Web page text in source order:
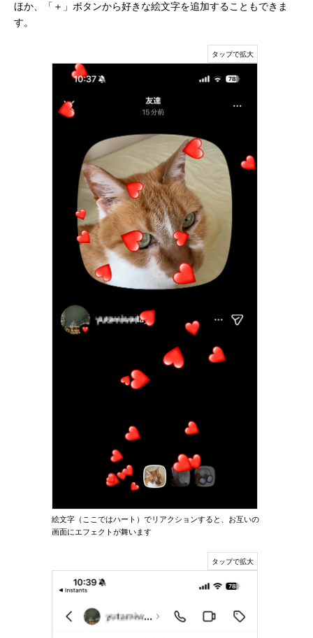
ほか、「＋」ボタンから好きな絵文字を追加することもできま
す。
絵文字（ここではハート）でリアクションすると、お互いの
画面にエフェクトが舞います